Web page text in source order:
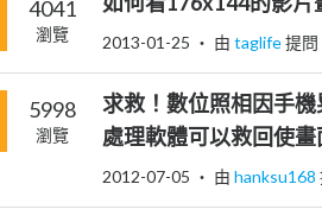
4041
瀏覽 2013-01-25 ‧ 由 taglife提問
5998
瀏覽
求救！數位照相因手
處理軟體可以救回使
2012-07-05 ‧ 由 hanksu168